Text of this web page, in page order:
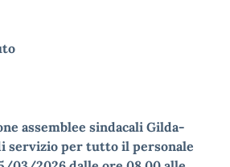
assemblee sindacaliGilda-
servizio per tutto il personale